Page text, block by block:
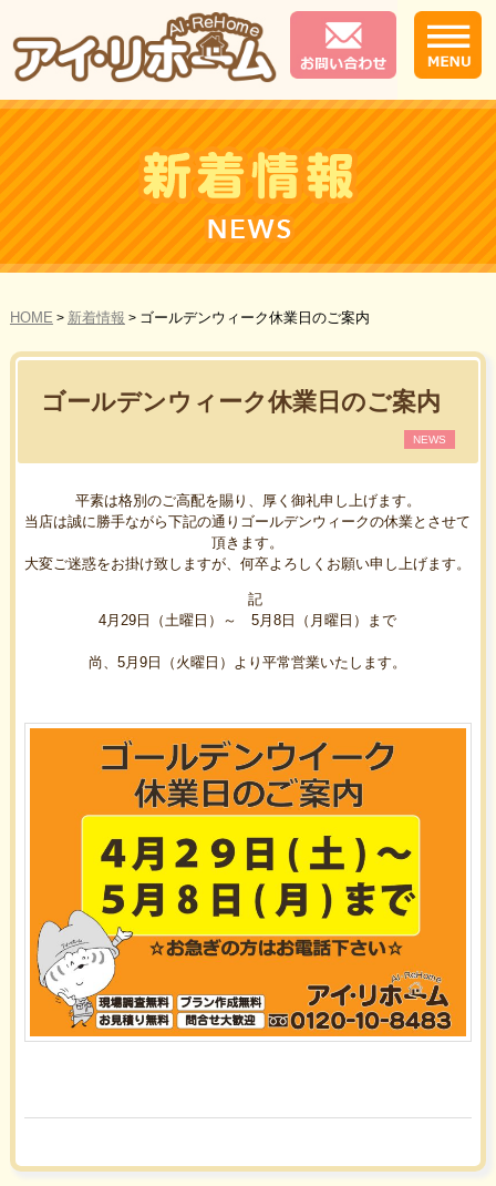
HOME > 新着情報 > ゴールデンウィーク休業日のご案内
ゴールデンウィーク休業日のご案内
NEWS
平素は格別のご高配を賜り、厚く御礼申し上げます。
当店は誠に勝手ながら下記の通りゴールデンウィークの休業とさせて
頂きます。
大変ご迷惑をお掛け致しますが、何卒よろしくお願い申し上げます。
記
4月29日（土曜日）～ 5月8日（月曜日）まで
尚、5月9日（火曜日）より平常営業いたします。